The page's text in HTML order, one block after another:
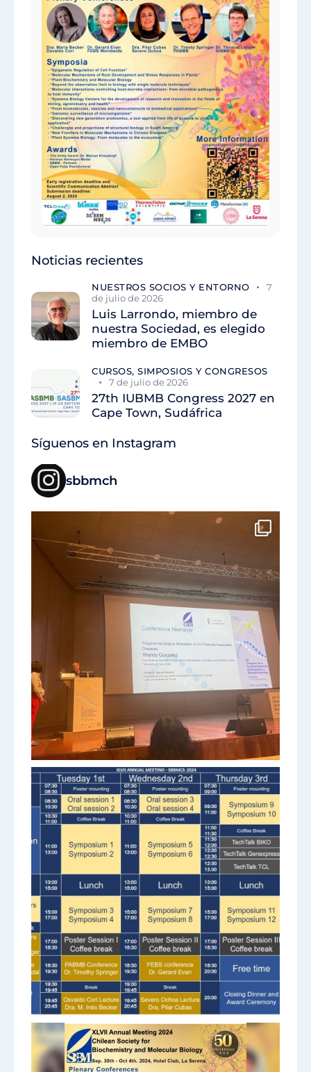
Noticias recientes
NUESTROS SOCIOS Y ENTORNO
7
de julio de 2026
Luis Larrondo, miembro de
nuestra Sociedad, es elegido
miembro de EMBO
CURSOS, SIMPOSIOS Y CONGRESOS
7 de julio de 2026
27th IUBMB Congress 2027 en
Cape Town, Sudáfrica
Síguenos en Instagram
sbbmch